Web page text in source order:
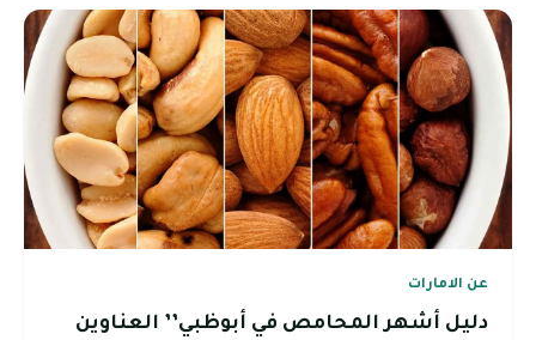
عن الامارات
دليل أشهر المحامص في أبوظبي’’ العناوين